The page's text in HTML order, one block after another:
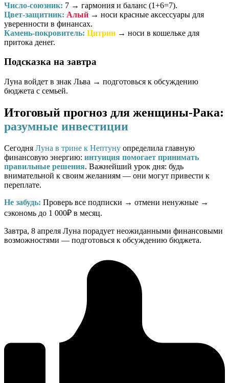
Число-союзник: 7 → гармония и баланс (1+6=7).
Цвет-защитник: Алый → носи красные аксессуары для
уверенности в финансах.
Камень-покровитель: Цитрин → носи в кошельке для
притока денег.
Подсказка на завтра
Луна войдет в знак Льва → подготовься к обсуждению
бюджета с семьей.
Итоговый прогноз для женщины-Рака:
разумные инвестиции
Сегодня Луна в трине к Нептуну определила главную
финансовую энергию: интуиция помогает принимать
правильные решения. Важнейший урок дня: будь
внимательной к своим желаниям — они могут привести к
переплате.
Не забудь: Проверь все подписки → отмени ненужные →
сэкономь до 1 000₽ в месяц.
Завтра, 8 апреля Луна порадует неожиданными финансовыми
возможностями — подготовься к обсуждению бюджета.